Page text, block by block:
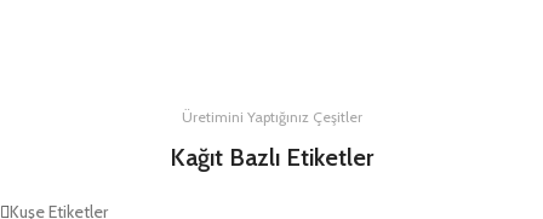
Üretimini Yaptığınız Çeşitler
Kağıt Bazlı Etiketler
Kuşe Etiketler